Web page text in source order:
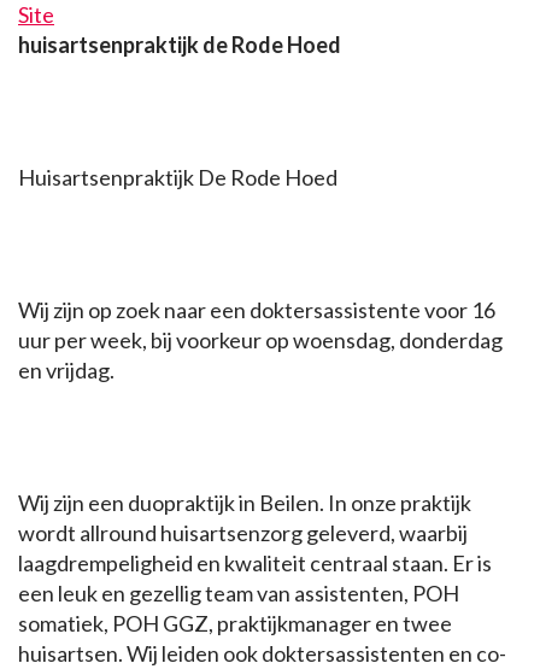
Site
huisartsenpraktijk de Rode Hoed
Huisartsenpraktijk De Rode Hoed
Wij zijn op zoek naar een doktersassistente voor 16
uur per week, bij voorkeur op woensdag, donderdag
en vrijdag.
Wij zijn een duopraktijk in Beilen. In onze praktijk
wordt allround huisartsenzorg geleverd, waarbij
laagdrempeligheid en kwaliteit centraal staan. Er is
een leuk en gezellig team van assistenten, POH
somatiek, POH GGZ, praktijkmanager en twee
huisartsen. Wij leiden ook doktersassistenten en co-